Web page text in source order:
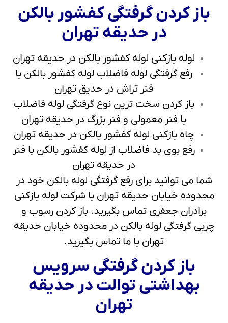
باز کردن گرفتگی کفشور بالکن
در حدیقه تهران
لوله بازکنی لوله کفشور بالکن در حدیقه تهران
رفع گرفتگی لوله فاضلاب لوله کفشور بالکن با
فنر تراش در حدیق تهران
باز کردن سخت ترین نوع گرفتگی لوله فاضلاب
با فنر معمولی و فنر بزرگ در حدیقه تهران
چاه بازکنی لوله کفشور بالکن در حدیقه تهران
رفع بوی بد فاضلاب از لوله کفشور بالکن با فنر
در حدیقه تهران
شما می توانید برای رفع گرفتگی لوله بالکن خود در
محدوده خیابان حدیقه تهران با شرکت لوله بازکنی
برادران جعفری تماس بگیرید. باز کردن رسوب و
چربی گرفتگی لوله بالکن در محدوده خیابان حدیقه
تهران با ما تماس بگیرید.
باز کردن گرفتگی سرویس
بهداشتی توالت در حدیقه
تهران